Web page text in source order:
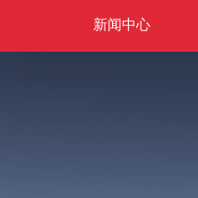
新闻中心